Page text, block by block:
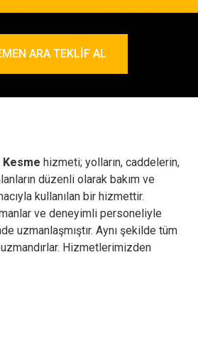
ARA TEKLIF AL
Kesme hizmeti; yolların, caddelerin,
düzenli olarak bakım ve
kullanılan bir hizmettir.
ve deneyimli personeliyle
uzmanlaşmıştır. Aynı şekilde tüm
Hizmetlerimizden